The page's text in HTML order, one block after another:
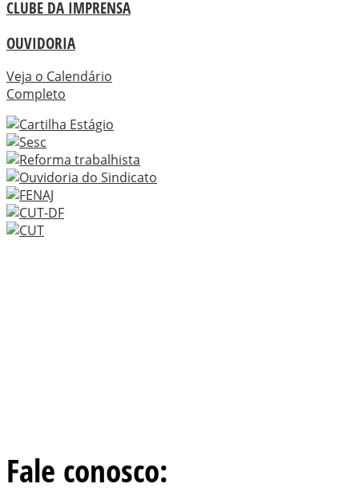
CLUBE DA IMPRENSA
OUVIDORIA
Veja o Calendário
Completo
Fale conosco: